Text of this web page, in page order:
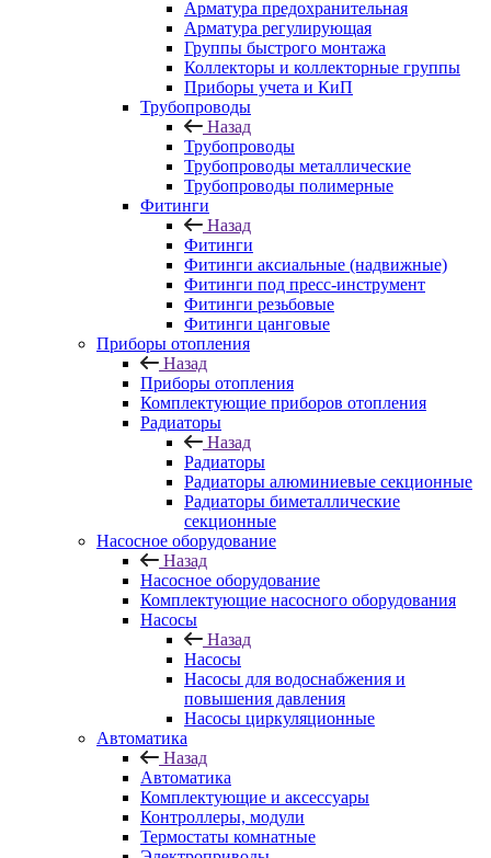
Арматура предохранительная
Арматура регулирующая
Группы быстрого монтажа
Коллекторы и коллекторные группы
Приборы учета и КиП
Трубопроводы
Назад
Трубопроводы
Трубопроводы металлические
Трубопроводы полимерные
Фитинги
Назад
Фитинги
Фитинги аксиальные (надвижные)
Фитинги под пресс-инструмент
Фитинги резьбовые
Фитинги цанговые
Приборы отопления
Назад
Приборы отопления
Комплектующие приборов отопления
Радиаторы
Назад
Радиаторы
Радиаторы алюминиевые секционные
Радиаторы биметаллические
секционные
Насосное оборудование
Назад
Насосное оборудование
Комплектующие насосного оборудования
Насосы
Назад
Насосы
Насосы для водоснабжения и
повышения давления
Насосы циркуляционные
Автоматика
Назад
Автоматика
Комплектующие и аксессуары
Контроллеры, модули
Термостаты комнатные